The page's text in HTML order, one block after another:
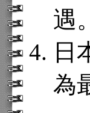
遇。
日
為